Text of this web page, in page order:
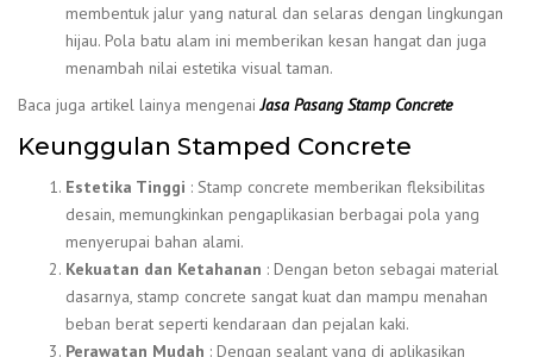
membentuk jalur yang natural dan selaras dengan lingkungan
hijau. Pola batu alam ini memberikan kesan hangat dan juga
menambah nilai estetika visual taman.
Baca juga artikel lainya mengenaiJasa Pasang Stamp Concrete
Keunggulan Stamped Concrete
Estetika Tinggi : Stamp concrete memberikan fleksibilitas
desain, memungkinkan pengaplikasian berbagai pola yang
menyerupai bahan alami.
Kekuatan dan Ketahanan : Dengan beton sebagai material
dasarnya, stamp concrete sangat kuat dan mampu menahan
beban berat seperti kendaraan dan pejalan kaki.
Perawatan Mudah : Dengan sealant yang di aplikasikan